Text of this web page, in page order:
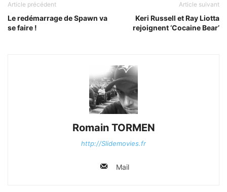
Article précédent
Le redémarrage de Spawn va
se faire !
Article suivant
Keri Russell et Ray Liotta
rejoignent ‘Cocaine Bear’
Romain TORMEN
http://Slidemovies.fr
Mail